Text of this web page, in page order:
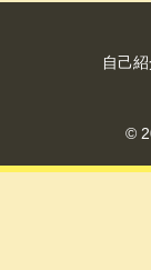
自己
©